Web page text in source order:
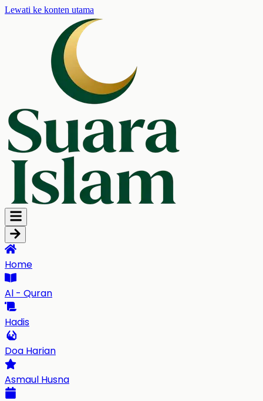
Lewati ke konten utama
Home
Al - Quran
Hadis
Doa Harian
Asmaul Husna